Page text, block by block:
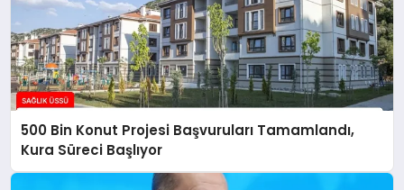
500 Bin Konut Projesi Başvuruları Tamamlandı,
Kura Süreci Başlıyor